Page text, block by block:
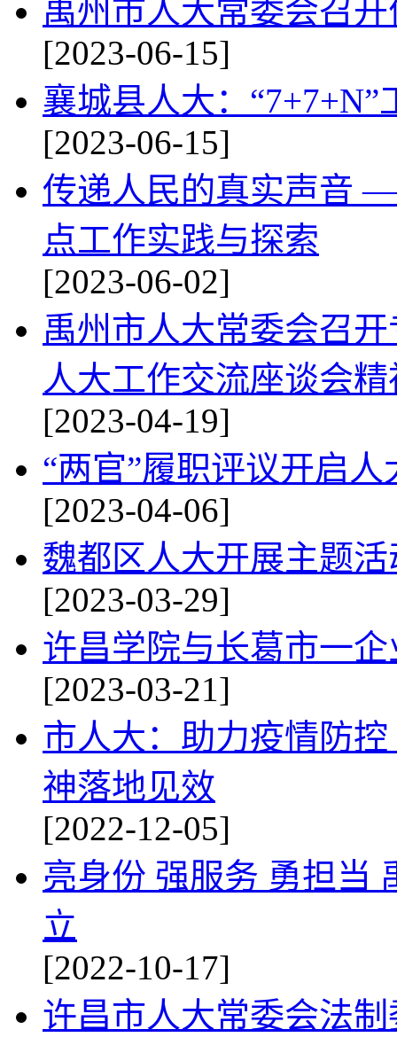
禹州市人大常委会召
[2023-06-15]
襄城县人大：
[2023-06-15]
传递人民的真实声音
点工作实践与探索
[2023-06-02]
禹州市人大常委会召
人大工作交流座谈会精
[2023-04-19]
“两官”履职评议开启
[2023-04-06]
魏都区人大开展主题
[2023-03-29]
许昌学院与长葛市一
[2023-03-21]
市人大：助力疫情防
神落地见效
[2022-12-05]
亮身份 强服务 勇担当
立
[2022-10-17]
许昌市人大常委会法